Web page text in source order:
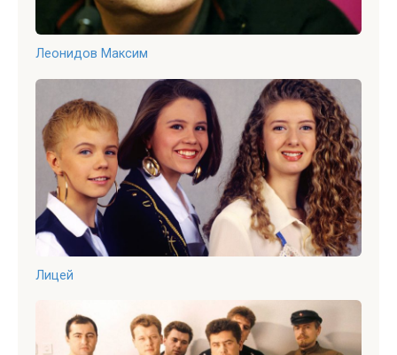
Леонидов Максим
Лицей